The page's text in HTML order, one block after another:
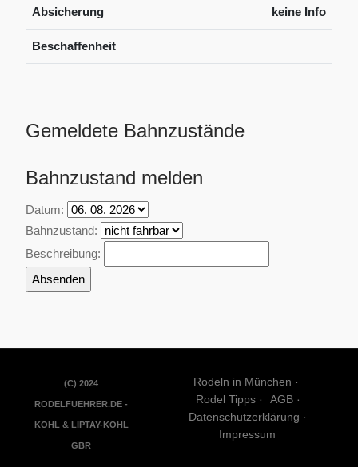
Absicherung keine Info
Beschaffenheit
Gemeldete Bahnzustände
Bahnzustand melden
Datum:
Bahnzustand:
Beschreibung:
Rodeln in München
Rodel Tipps
AGB
Datenschutzerklärung
Impressum
(C) 2024
RODELFUEHRER.DE -
KOHL & LIPTAY-KOHL
GBR